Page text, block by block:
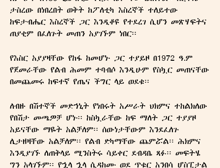
ታስረው በነበረበት ወቅት ከፖለቲካ እስረኞች ተለይተው
ከፍታብሔር እስረኞች ጋር እንዲቆዩ የተደረገ ሲሆን መጽሃፍትና
ጠያቂም በፈለጉት መጠን አያገኙም ነበር፡፡
የእስር አያያዛቸው የከፋ ከመሆኑ ጋር ተያይዞ በ1972 ዓ.ም
የጀመራቸው የልብ ሕመም ተባብሶ እንዲሁም የስኳር መጠናቸው
በመጨመሩ ከፍተኛ የጤና ችግር ላይ ወደቁ፡፡
ለብዙ በሽተኞች መድኀኒት የነበሩት አሥራት ህክምና ተከልክለው
የበሽታ መጫዎቻ ሆኑ፡፡ ከስኳራቸው ከፍ ማለት ጋር ተያያዞ
አይናቸው ማዬት አልቻለም፡፡ ሰውነታቸውም እንደፈለጉ
ሊታዘዛቸው አልቻለም፡፡ የልብ ድካማቸው ጨምሯል፡፡ ሕክምና
እንዲያገኙ ለጠቅላይ ሚንስትሩ ሳይቀር ደብዳቤ ጻፉ፡፡ መፍትሄ
ግን አላገኙም፡፡ የኋላ ኋላ ሲዳከሙ ወደ ጥቁር አንበሳ ሆስፒታል